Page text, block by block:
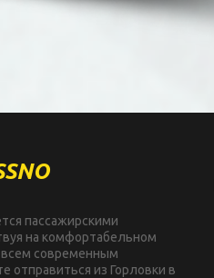
пассажирскими
на комфортабельном
современным
отправиться из Горловки в